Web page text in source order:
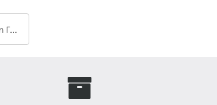
Φάκελος με Λάστιχο Prespan Premium Γκρι